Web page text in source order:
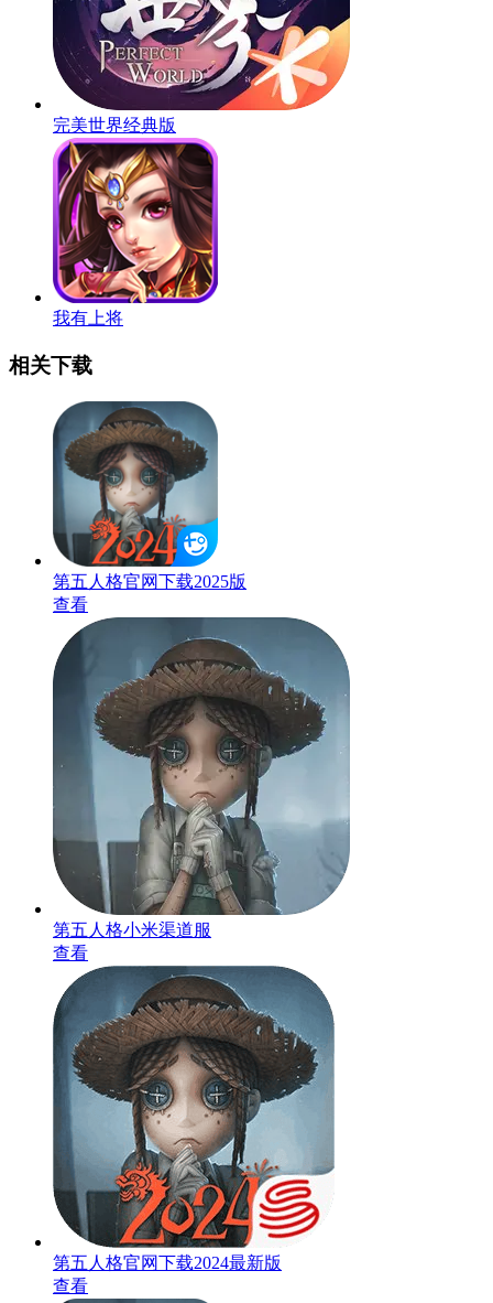
完美世界经典版
我有上将
相关下载
第五人格官网下载2025版
查看
第五人格小米渠道服
查看
第五人格官网下载2024最新版
查看